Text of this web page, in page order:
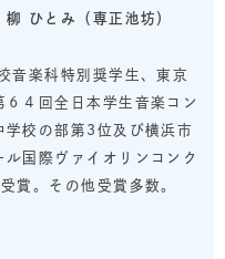
ひとみ
（ 専正池坊 ）
音楽科特別奨学生、東京
４回全日本学生音楽コン
学校の部第3位及び横浜市
国際ヴァイオリンコンク
賞。その他受賞多数。